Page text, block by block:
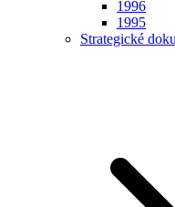
1996
1995
Strategické